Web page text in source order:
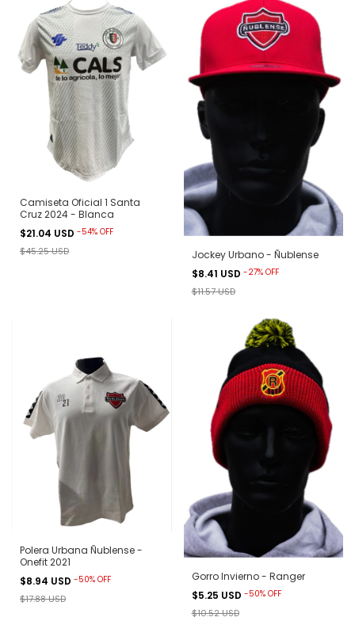
Camiseta Oficial 1 Santa
Cruz 2024 - Blanca
$21.04 USD -54% OFF
$45.25 USD
Jockey Urbano - Ñublense
$8.41 USD -27% OFF
$11.57 USD
Polera Urbana Ñublense -
Onefit 2021
$8.94 USD -50% OFF
$17.88 USD
Gorro Invierno - Ranger
$5.25 USD -50% OFF
$10.52 USD